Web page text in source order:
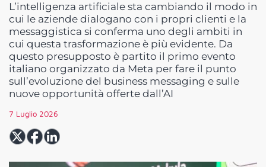
L’intelligenza artificiale sta cambiando il modo in
cui le aziende dialogano con i propri clienti e la
messaggistica si conferma uno degli ambiti in
cui questa trasformazione è più evidente. Da
questo presupposto è partito il primo evento
italiano organizzato da Meta per fare il punto
sull’evoluzione del business messaging e sulle
nuove opportunità offerte dall’AI
7 Luglio 2026